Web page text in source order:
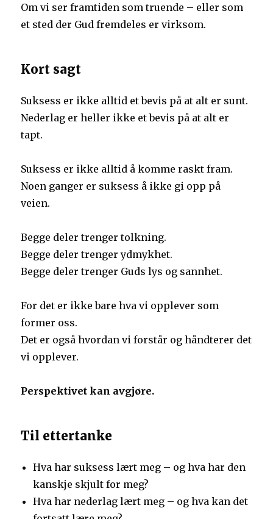
Om vi ser framtiden som truende – eller som
et sted der Gud fremdeles er virksom.
Kort sagt
Suksess er ikke alltid et bevis på at alt er sunt.
Nederlag er heller ikke et bevis på at alt er
tapt.
Suksess er ikke alltid å komme raskt fram.
Noen ganger er suksess å ikke gi opp på
veien.
Begge deler trenger tolkning.
Begge deler trenger ydmykhet.
Begge deler trenger Guds lys og sannhet.
For det er ikke bare hva vi opplever som
former oss.
Det er også hvordan vi forstår og håndterer det
vi opplever.
Perspektivet kan avgjøre.
Til ettertanke
Hva har suksess lært meg – og hva har den
kanskje skjult for meg?
Hva har nederlag lært meg – og hva kan det